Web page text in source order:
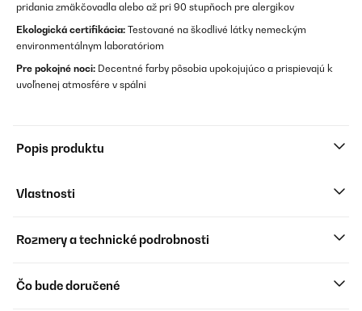
pridania zmäkčovadla alebo až pri 90 stupňoch pre alergikov
Ekologická certifikácia: Testované na škodlivé látky nemeckým
environmentálnym laboratóriom
Pre pokojné noci: Decentné farby pôsobia upokojujúco a prispievajú k
uvoľnenej atmosfére v spálni
Popis produktu
Vlastnosti
Rozmery a technické podrobnosti
Čo bude doručené